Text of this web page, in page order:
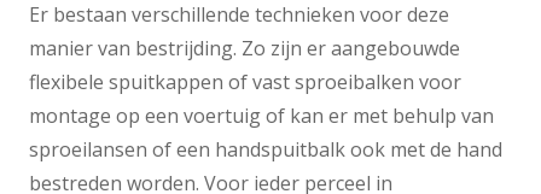
Er bestaan verschillende technieken voor deze
manier van bestrijding. Zo zijn er aangebouwde
flexibele spuitkappen of vast sproeibalken voor
montage op een voertuig of kan er met behulp van
sproeilansen of een handspuitbalk ook met de hand
bestreden worden. Voor ieder perceel in